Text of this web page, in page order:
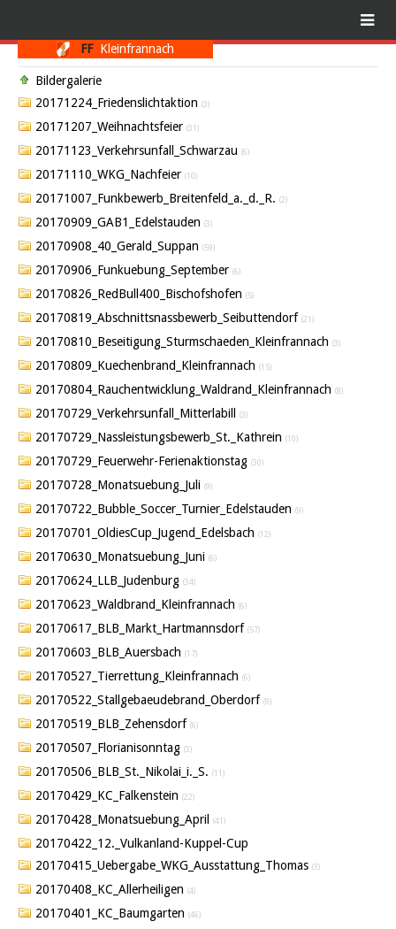
FF Kleinfrannach
Bildergalerie
20171224_Friedenslichtaktion (3)
20171207_Weihnachtsfeier (31)
20171123_Verkehrsunfall_Schwarzau (6)
20171110_WKG_Nachfeier (10)
20171007_Funkbewerb_Breitenfeld_a._d._R. (2)
20170909_GAB1_Edelstauden (3)
20170908_40_Gerald_Suppan (59)
20170906_Funkuebung_September (6)
20170826_RedBull400_Bischofshofen (5)
20170819_Abschnittsnassbewerb_Seibuttendorf (21)
20170810_Beseitigung_Sturmschaeden_Kleinfrannach (3)
20170809_Kuechenbrand_Kleinfrannach (15)
20170804_Rauchentwicklung_Waldrand_Kleinfrannach (8)
20170729_Verkehrsunfall_Mitterlabill (3)
20170729_Nassleistungsbewerb_St._Kathrein (10)
20170729_Feuerwehr-Ferienaktionstag (30)
20170728_Monatsuebung_Juli (9)
20170722_Bubble_Soccer_Turnier_Edelstauden (9)
20170701_OldiesCup_Jugend_Edelsbach (12)
20170630_Monatsuebung_Juni (6)
20170624_LLB_Judenburg (34)
20170623_Waldbrand_Kleinfrannach (6)
20170617_BLB_Markt_Hartmannsdorf (57)
20170603_BLB_Auersbach (17)
20170527_Tierrettung_Kleinfrannach (6)
20170522_Stallgebaeudebrand_Oberdorf (9)
20170519_BLB_Zehensdorf (6)
20170507_Florianisonntag (3)
20170506_BLB_St._Nikolai_i._S. (11)
20170429_KC_Falkenstein (22)
20170428_Monatsuebung_April (41)
20170422_12._Vulkanland-Kuppel-Cup
20170415_Uebergabe_WKG_Ausstattung_Thomas (3)
20170408_KC_Allerheiligen (4)
20170401_KC_Baumgarten (46)